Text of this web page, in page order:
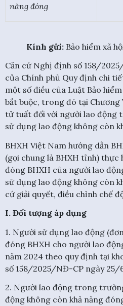
năng đóng
Kính gửi: Bảo hiểm xã
Căn cứ Nghị định số 158/
của Chính phủ Quy định chi
một số điều của Luật Bảo
bắt buộc, trong đó tại Chương
tử tuất đối với người lao động
sử dụng lao động không còn
BHXH Việt Nam hướng dẫn
(gọi chung là BHXH tỉnh) thực
đóng BHXH của người lao
sử dụng lao động không còn
cứ giải quyết, điều chỉnh chế
I. Đối tượng áp dụng
1. Người sử dụng lao động
đóng BHXH cho người lao
năm 2024 theo quy định tại
số 158/2025/NĐ-CP ngày 25/
2. Người lao động trong
động không còn khả năng